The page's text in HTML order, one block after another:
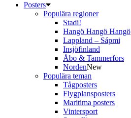
Posters
Populära regioner
Stadi!
Hangö Hangö Hangö
Lappland – Sápmi
Insjöfinland
Åbo & Tammerfors
NordenNew
Populära teman
Tågposters
Flygplansposters
Maritima posters
Vintersport